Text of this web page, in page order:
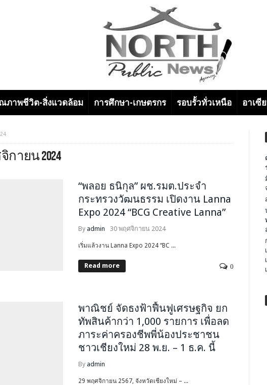
ภาพชีวิต-สิ่งแวดล้อม การศึกษา-เกษตรกร รอบรั้วทั่วเหนือ อาเซี
กายน 2024
“พลอย ธนิกุล” ผช.รมต.ประจำ
กระทรวงวัฒนธรรม เปิดงาน Lanna
Expo 2024 “BCG Creative Lanna”
By admin 30 พฤศจิกายน 2024
เริ่มแล้วงาน Lanna Expo 2024 “BC ...
Read more 0
พาณิชย์ จัดธงฟ้าฟื้นฟูเศรษฐกิจ ยก
ทัพสินค้ากว่า 1,000 รายการ เพื่อลด
ภาระค่าครองชีพพี่น้องประชาชน
ชาวเชียงใหม่ 28 พ.ย. – 1 ธ.ค. นี้
By admin
​29 พฤศจิกายน 2567, จังหวัดเชียงใหม่ – ...